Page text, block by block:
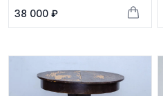
38 000 ₽